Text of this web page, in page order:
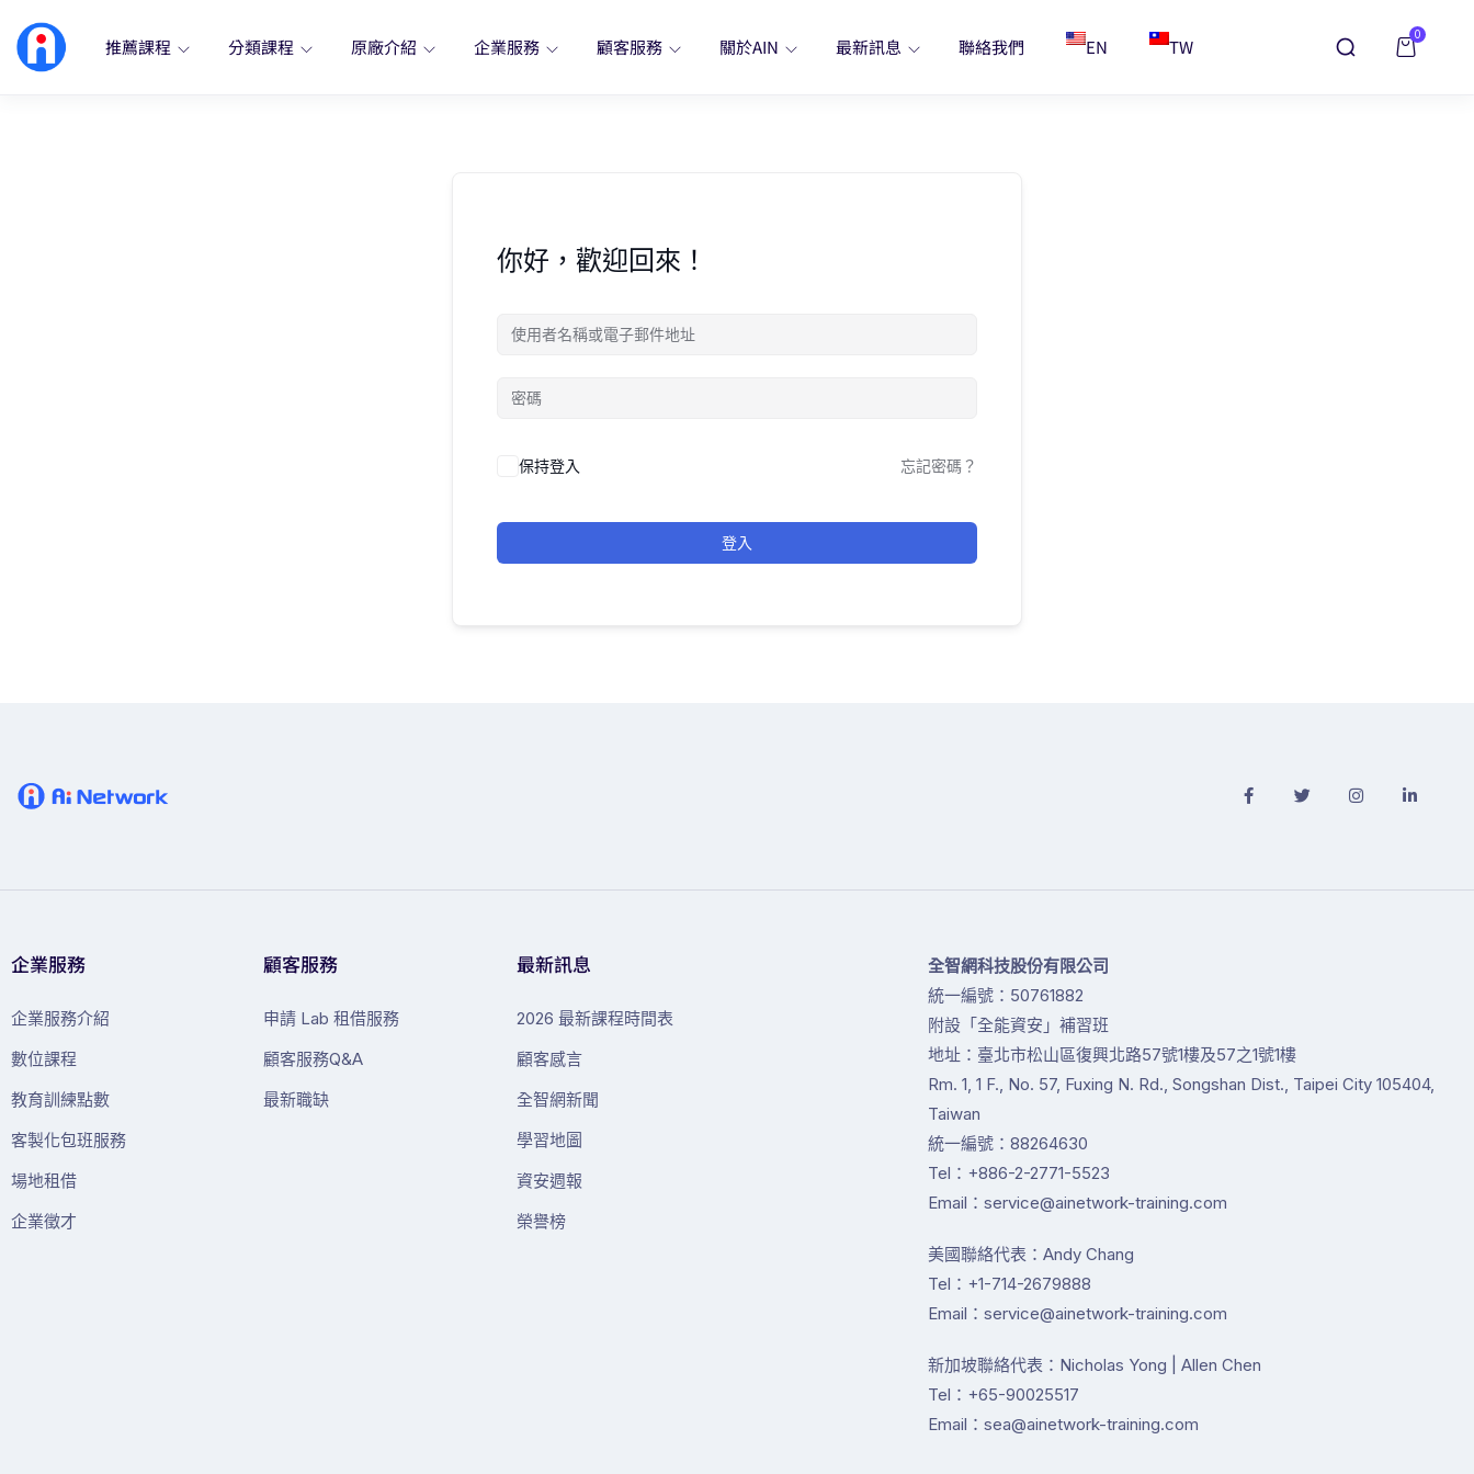
推薦課程 分類課程 原廠介紹 企業服務 顧客服務 關於AIN 最新訊息 聯絡我們 EN TW
0
你好，歡迎回來！
保持登入 忘記密碼？
登入
企業服務
企業服務介紹
數位課程
教育訓練點數
客製化包班服務
場地租借
企業徵才
顧客服務
申請 Lab 租借服務
顧客服務Q&A
最新職缺
最新訊息
2026 最新課程時間表
顧客感言
全智網新聞
學習地圖
資安週報
榮譽榜
全智網科技股份有限公司
統一編號：50761882
附設「全能資安」補習班
地址：臺北市松山區復興北路57號1樓及57之1號1樓
Rm. 1, 1 F., No. 57, Fuxing N. Rd., Songshan Dist., Taipei City 105404,
Taiwan
統一編號：88264630
Tel：+886-2-2771-5523
Email：service@ainetwork-training.com
美國聯絡代表：Andy Chang
Tel：+1-714-2679888
Email：service@ainetwork-training.com
新加坡聯絡代表：Nicholas Yong | Allen Chen
Tel：+65-90025517
Email：sea@ainetwork-training.com